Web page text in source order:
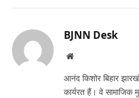
BJNN Desk
Website
आनंद किशोर बिहार
कार्यरत हैं। वे सामाजिक